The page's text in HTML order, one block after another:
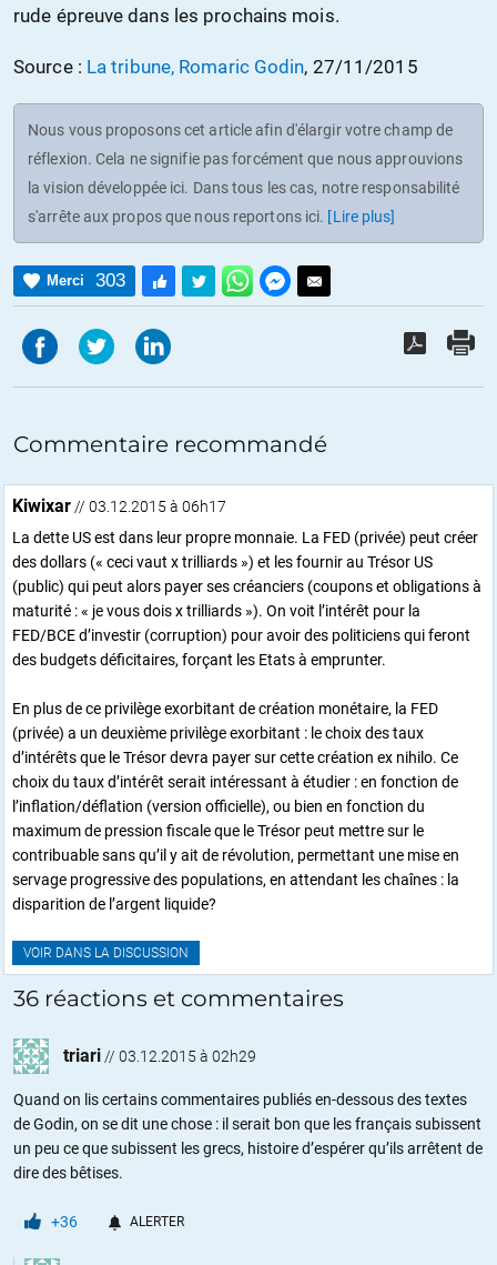
rude épreuve dans les prochains mois.
Source : La tribune, Romaric Godin, 27/11/2015
Nous vous proposons cet article afin d'élargir votre champ de
réflexion. Cela ne signifie pas forcément que nous approuvions
la vision développée ici. Dans tous les cas, notre responsabilité
s'arrête aux propos que nous reportons ici. [Lire plus]
Merci 303
Commentaire recommandé
Kiwixar// 03.12.2015 à 06h17
La dette US est dans leur propre monnaie. La FED (privée) peut créer
des dollars (« ceci vaut x trilliards ») et les fournir au Trésor US
(public) qui peut alors payer ses créanciers (coupons et obligations à
maturité : « je vous dois x trilliards »). On voit l’intérêt pour la
FED/BCE d’investir (corruption) pour avoir des politiciens qui feront
des budgets déficitaires, forçant les Etats à emprunter.
En plus de ce privilège exorbitant de création monétaire, la FED
(privée) a un deuxième privilège exorbitant : le choix des taux
d’intérêts que le Trésor devra payer sur cette création ex nihilo. Ce
choix du taux d’intérêt serait intéressant à étudier : en fonction de
l’inflation/déflation (version officielle), ou bien en fonction du
maximum de pression fiscale que le Trésor peut mettre sur le
contribuable sans qu’il y ait de révolution, permettant une mise en
servage progressive des populations, en attendant les chaînes : la
disparition de l’argent liquide?
VOIR DANS LA DISCUSSION
36 réactions et commentaires
triari// 03.12.2015 à 02h29
Quand on lis certains commentaires publiés en-dessous des textes
de Godin, on se dit une chose : il serait bon que les français subissent
un peu ce que subissent les grecs, histoire d’espérer qu’ils arrêtent de
dire des bêtises.
+36 ALERTER